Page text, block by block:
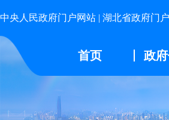
中央人民政府门户网站 | 湖北省政府门
首页 政